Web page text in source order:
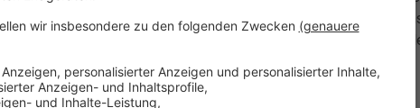
nicht über einen Benutzer-Account anmelden, registrieren oder
bereitstellen, übermittelt Ihr Browser folgende Daten (sog.
IP-Adresse
Datum und Uhrzeit des Seitenbesuchs